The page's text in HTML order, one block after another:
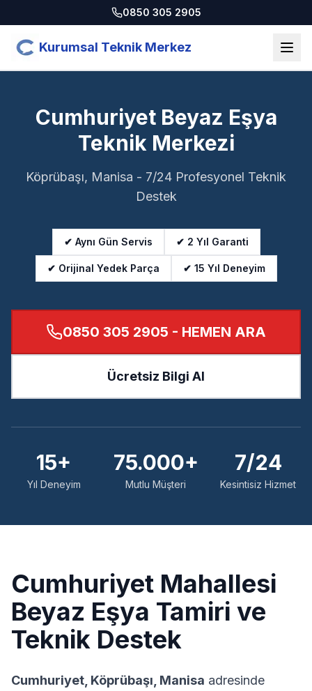
0850 305 2905
Kurumsal Teknik Merkez
Cumhuriyet Beyaz Eşya
Teknik Merkezi
Köprübaşı, Manisa - 7/24 Profesyonel Teknik
Destek
✔ Aynı Gün Servis ✔ 2 Yıl Garanti
✔ Orijinal Yedek Parça ✔ 15 Yıl Deneyim
0850 305 2905 - HEMEN ARA
Ücretsiz Bilgi Al
15+
Yıl Deneyim
75.000+
Mutlu Müşteri
7/24
Kesintisiz Hizmet
Cumhuriyet Mahallesi
Beyaz Eşya Tamiri ve
Teknik Destek
Cumhuriyet Köprübaşı Manisa adresinde